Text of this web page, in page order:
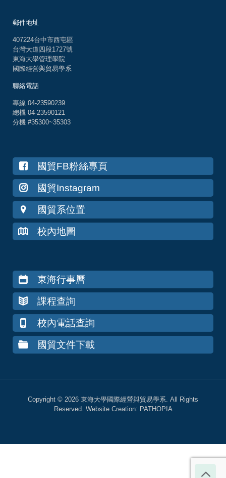
郵件地址
407224台中市西屯區
台灣大道四段1727號
東海大學管理學院
國際經營與貿易學系
聯絡電話
專線 04-23590239
總機 04-23590121
分機 #35300~35303
國貿FB粉絲專頁
國貿Instagram
國貿系位置
校內地圖
東海行事曆
課程查詢
校內電話查詢
國貿文件下載
Copyright © 2026 東海大學國際經營與貿易學系. All Rights
Reserved. Website Creation: PATHOPIA